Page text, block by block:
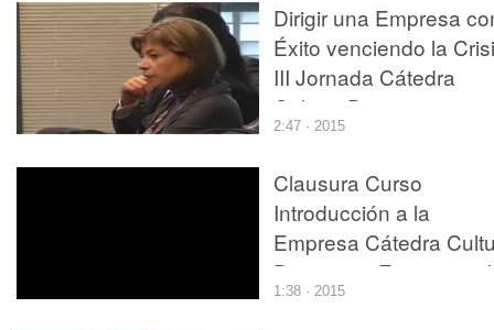
Dirigir una Empresa
Éxito venciendo la
III Jornada Cátedra
Cultura Directiva y
Empresarial
2:47 · 2015
Clausura Curso
Introducción a la
Empresa Cátedra
Directiva y Empresarial
2010
1:38 · 2015